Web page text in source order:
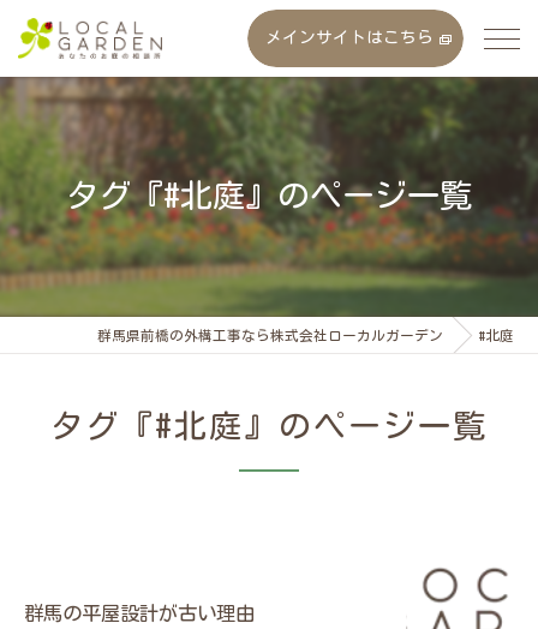
メインサイトはこちら
タグ『#北庭』のページ一覧
群馬県前橋の外構工事なら株式会社ローカルガーデン #北庭
タグ『#北庭』のページ一覧
群馬の平屋設計が古い理由